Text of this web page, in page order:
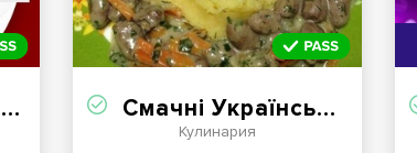
Смачні Українські Страви
Кулинария